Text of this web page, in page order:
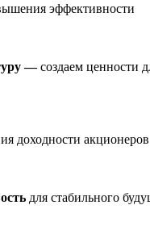
эффективности
—создаем ценности
доходности акционеров
для стабильного